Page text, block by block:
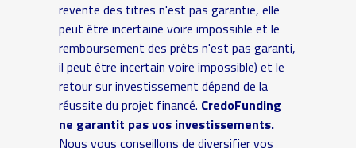
revente des titres n'est pas garantie, elle
peut être incertaine voire impossible et le
remboursement des prêts n'est pas garanti,
il peut être incertain voire impossible) et le
retour sur investissement dépend de la
réussite du projet financé. CredoFunding
ne garantit pas vos investissements.
Nous vous conseillons de diversifier vos